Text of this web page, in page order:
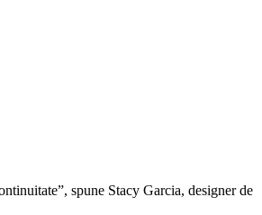
spune Stacy Garcia, designer de